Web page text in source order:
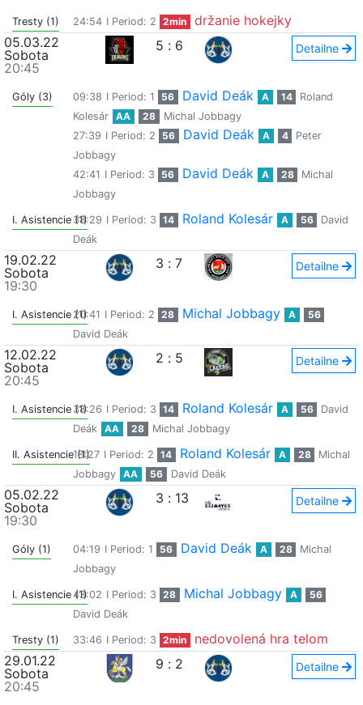
Tresty (1) 24:54 I Period: 2 2min
držanie hokejky
05.03.22
Sobota
20:45
5 : 6 Detailne
Góly (3) 09:38 I Period: 1 56 David Deák A 14
Roland
Kolesár
AA 28
Michal Jobbagy
27:39 I Period: 2 56 David Deák A 4
Peter
Jobbagy
42:41 I Period: 3 56 David Deák A 28
Michal
Jobbagy
I. Asistencie (1)38:29 I Period: 3 14 Roland Kolesár A 56
David
Deák
19.02.22
Sobota
19:30
3 : 7 Detailne
I. Asistencie (1)20:41 I Period: 2 28 Michal Jobbagy A
56
David Deák
12.02.22
Sobota
20:45
2 : 5 Detailne
I. Asistencie (1)38:26 I Period: 3 14 Roland Kolesár A 56
David
Deák
AA 28 Michal Jobbagy
II. Asistencie (1)
18:27 I Period: 2 14 Roland Kolesár A 28
Michal
Jobbagy
AA 56 David Deák
05.02.22
Sobota
19:30
3 : 13 Detailne
Góly (1) 04:19 I Period: 1 56 David Deák A 28
Michal
Jobbagy
I. Asistencie (1)43:02 I Period: 3 28 Michal Jobbagy A
56
David Deák
Tresty (1) 33:46 I Period: 3 2min
nedovolená hra telom
29.01.22
Sobota
20:45
9 : 2 Detailne